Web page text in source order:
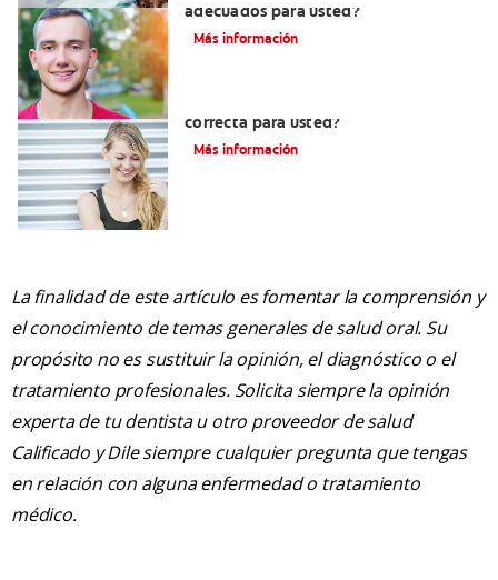
adecuados para usted?
Más información
correcta para usted?
Más información
La finalidad de este artículo es fomentar la comprensión y
el conocimiento de temas generales de salud oral. Su
propósito no es sustituir la opinión, el diagnóstico o el
tratamiento profesionales. Solicita siempre la opinión
experta de tu dentista u otro proveedor de salud
Calificado y Dile siempre cualquier pregunta que tengas
en relación con alguna enfermedad o tratamiento
médico.